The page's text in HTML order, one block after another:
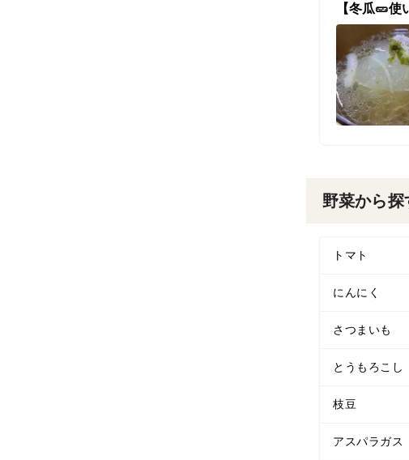
野菜から探
トマト
にんにく
さつまいも
とうもろこし
枝豆
アスパラガス